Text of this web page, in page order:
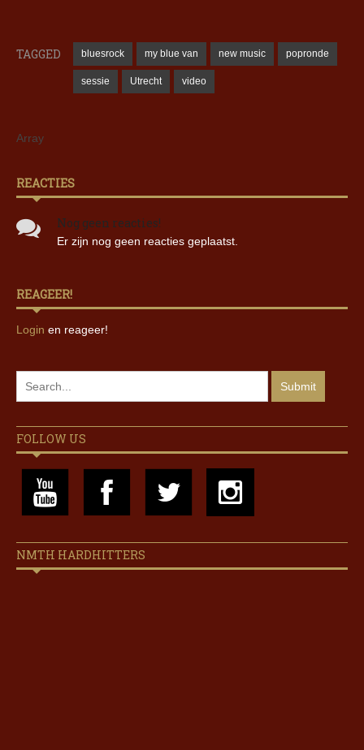
TAGGED bluesrock my blue van new music popronde
sessie Utrecht video
Array
REACTIES
Nog geen reacties!
Er zijn nog geen reacties geplaatst.
REAGEER!
Login en reageer!
FOLLOW US
NMTH HARDHITTERS